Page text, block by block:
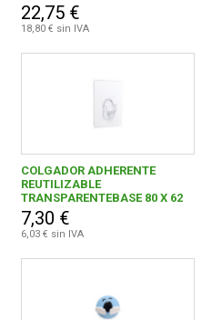
22,75 €
18,80 € sin IVA
COLGADOR ADHERENTE
REUTILIZABLE
TRANSPARENTEBASE 80 X 62
MM
7,30 €
6,03 € sin IVA